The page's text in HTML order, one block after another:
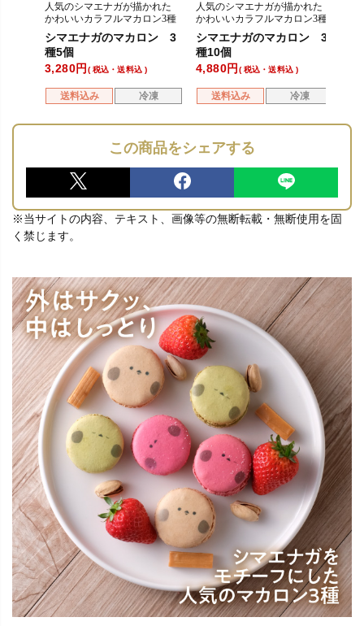
人気のシマエナガが描かれた
かわいいカラフルマカロン3種
シマエナガのマカロン 3
種5個
送料込み 冷凍
3,280 税込・送料込
人気のシマエナガが描かれた
かわいいカラフルマカロン3種
シマエナガのマカロン 3
種10個
送料込み 冷凍
4,880 税込・送料込
この商品をシェアする
※当サイトの内容、テキスト、画像等の無断転載・無断使用を固
く禁じます。